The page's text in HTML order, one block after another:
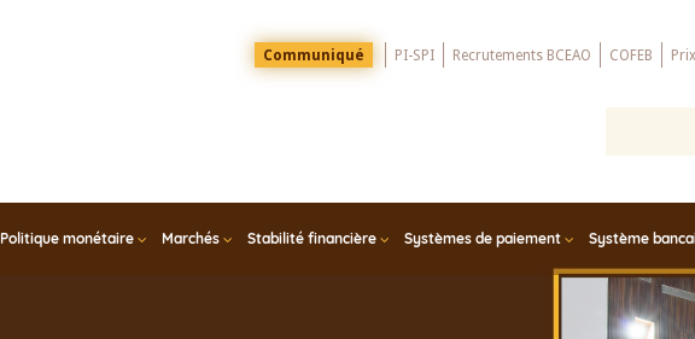
Menu
Top
Communiqué PI-SPI Recrutements BCEAO COFEB
Politique monétaire Marchés Stabilité financière Systèmes de paiement Système